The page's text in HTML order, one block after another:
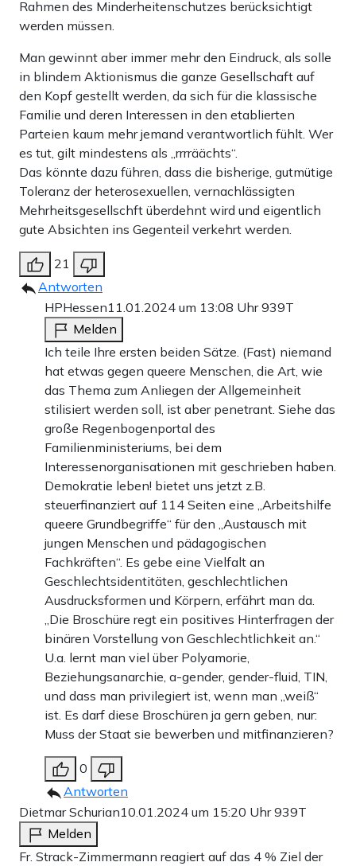
Rahmen des Minderheitenschutzes berücksichtigt
werden müssen.
Man gewinnt aber immer mehr den Eindruck, als solle
in blindem Aktionismus die ganze Gesellschaft auf
den Kopf gestellt werden, da sich für die klassische
Familie und deren Interessen in den etablierten
Parteien kaum mehr jemand verantwortlich fühlt. Wer
es tut, gilt mindestens als „rrrräächts“.
Das könnte dazu führen, dass die bisherige, gutmütige
Toleranz der heterosexuellen, vernachlässigten
Mehrheitsgesellschft überdehnt wird und eigentlich
gute Absichten ins Gegenteil verkehrt werden.
21
Antworten
HPHessen11.01.2024 um 13:08 Uhr939T
Melden
Ich teile Ihre ersten beiden Sätze. (Fast) niemand
hat etwas gegen queere Menschen, die Art, wie
das Thema zum Anliegen der Allgemeinheit
stilisiert werden soll, ist aber penetrant. Siehe das
große Regenbogenportal des
Familienministeriums, bei dem
Interessenorganisationen mit geschrieben haben.
Demokratie leben! bietet uns jetzt z.B.
steuerfinanziert auf 114 Seiten eine „Arbeitshilfe
queere Grundbegriffe“ für den „Austausch mit
jungen Menschen und pädagogischen
Fachkräften“. Es gebe eine Vielfalt an
Geschlechtsidentitäten, geschlechtlichen
Ausdrucksformen und Körpern, erfährt man da.
„Die Broschüre regt ein positives Hinterfragen der
binären Vorstellung von Geschlechtlichkeit an.“
U.a. lernt man viel über Polyamorie,
Beziehungsanarchie, a-gender, gender-fluid, TIN,
und dass man privilegiert ist, wenn man „weiß“
ist. Es darf diese Broschüren ja gern geben, nur:
Muss der Staat sie bewerben und mitfinanzieren?
0
Antworten
Dietmar Schurian10.01.2024 um 15:20 Uhr939T
Melden
Fr. Strack-Zimmermann reagiert auf das 4 % Ziel der